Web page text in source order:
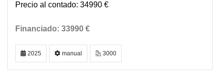
34990 €
33990 €
2025 manual 3000